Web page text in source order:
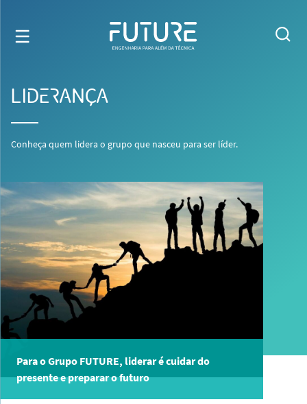
LIDERANÇA
Conheça quem lidera o grupo que nasceu para ser líder.
Para o Grupo FUTURE, liderar é cuidar do
presente e preparar o futuro